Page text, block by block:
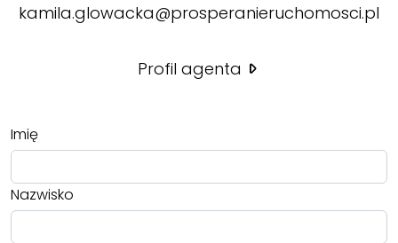
kamila.glowacka@prosperanieruchomosci.pl
Profil agenta
Imię
Nazwisko